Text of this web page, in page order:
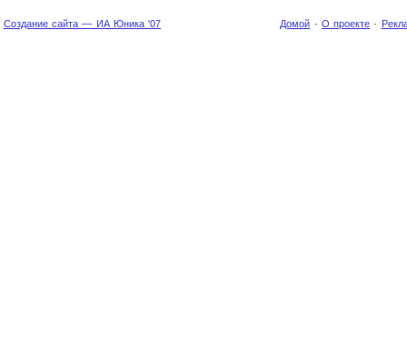
Создание сайта — ИА Юника '07 Домой · О проекте ·